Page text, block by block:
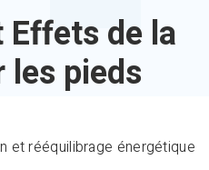
de la
les pieds
et rééquilibrage énergétique